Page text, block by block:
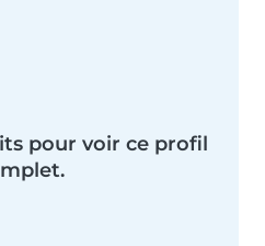
pour voir ce profil